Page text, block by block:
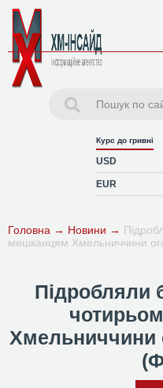
Курс до гривні
USD
EUR
Головна → Новини →
мешканцям Хмельниччини
Підробляли
Хмельниччини